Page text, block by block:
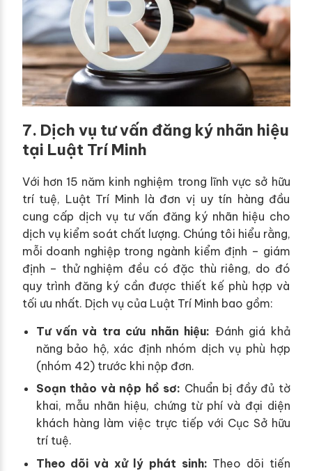
7. Dịch vụ tư vấn đăng ký nhãn hiệu
tại Luật Trí Minh
Với hơn 15 năm kinh nghiệm trong lĩnh vực sở hữu
trí tuệ, Luật Trí Minh là đơn vị uy tín hàng đầu
cung cấp dịch vụ tư vấn đăng ký nhãn hiệu cho
dịch vụ kiểm soát chất lượng. Chúng tôi hiểu rằng,
mỗi doanh nghiệp trong ngành kiểm định – giám
định – thử nghiệm đều có đặc thù riêng, do đó
quy trình đăng ký cần được thiết kế phù hợp và
tối ưu nhất. Dịch vụ của Luật Trí Minh bao gồm:
Tư vấn và tra cứu nhãn hiệu: Đánh giá khả
năng bảo hộ, xác định nhóm dịch vụ phù hợp
(nhóm 42) trước khi nộp đơn.
Soạn thảo và nộp hồ sơ: Chuẩn bị đầy đủ tờ
khai, mẫu nhãn hiệu, chứng từ phí và đại diện
khách hàng làm việc trực tiếp với Cục Sở hữu
trí tuệ.
Theo dõi và xử lý phát sinh: Theo dõi tiến